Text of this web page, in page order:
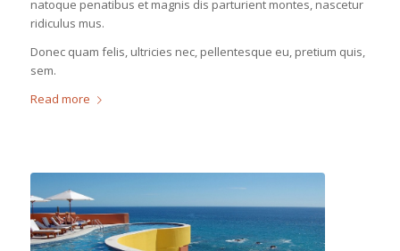
natoque penatibus et magnis dis parturient montes, nascetur
ridiculus mus.
Donec quam felis, ultricies nec, pellentesque eu, pretium quis,
sem.
Read more